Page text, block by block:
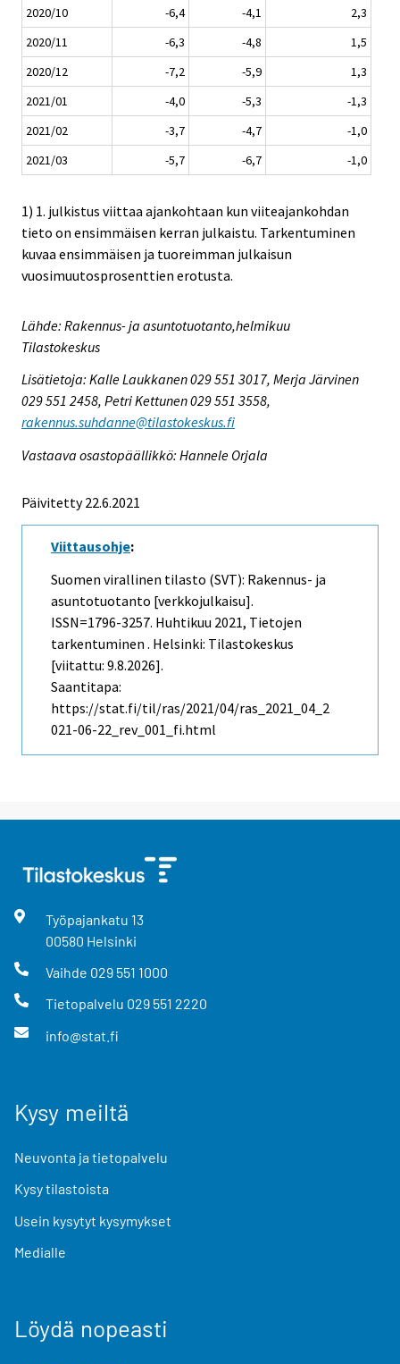
2020/10 -6,4 -4,1
2,3
2020/11
-6,3 -4,8
1,5
2020/12
-7,2 -5,9
1,3
2021/01
-4,0 -5,3
-1,3
2021/02
-3,7 -4,7
-1,0
2021/03
-5,7 -6,7 -1,0
1) 1. julkistus viittaa ajankohtaan kun viiteajankohdan
tieto on ensimmäisen kerran julkaistu. Tarkentuminen
kuvaa ensimmäisen ja tuoreimman julkaisun
vuosimuutosprosenttien erotusta.
Lähde: Rakennus- ja asuntotuotanto,helmikuu
Tilastokeskus
Lisätietoja: Kalle Laukkanen 029 551 3017, Merja Järvinen
029 551 2458, Petri Kettunen 029 551 3558,
rakennus.suhdanne@tilastokeskus.fi
Vastaava osastopäällikkö: Hannele Orjala
Päivitetty 22.6.2021
Viittausohje:
Suomen virallinen tilasto (SVT): Rakennus- ja
asuntotuotanto [verkkojulkaisu].
ISSN=1796-3257. Huhtikuu 2021, Tietojen
tarkentuminen . Helsinki: Tilastokeskus
[viitattu: 9.8.2026].
Saantitapa:
https://stat.fi/til/ras/2021/04/ras_2021_04_2
021-06-22_rev_001_fi.html
Työpajankatu 13
00580 Helsinki
Vaihde 029 551 1000
Tietopalvelu 029 551 2220
info@stat.fi
Kysy meiltä
Neuvonta ja tietopalvelu
Kysy tilastoista
Usein kysytyt kysymykset
Medialle
Löydä nopeasti